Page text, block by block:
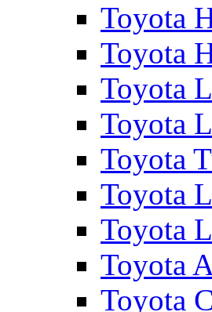
Toyota
Toyota
Toyota
Toyota
Toyota
Toyota
Toyota
Toyota
Toyota